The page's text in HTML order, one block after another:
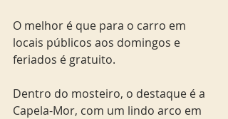
O melhor é que para o carro em
locais públicos aos domingos e
feriados é gratuito.
Dentro do mosteiro, o destaque é a
Capela-Mor, com um lindo arco em